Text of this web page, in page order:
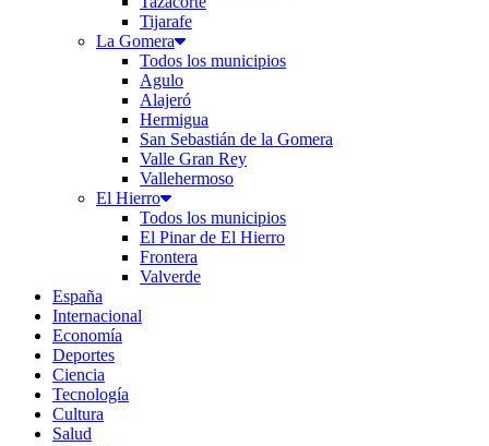
Tijarafe
La Gomera
Todos los municipios
Agulo
Alajeró
Hermigua
San Sebastián de la Gomera
Valle Gran Rey
Vallehermoso
El Hierro
Todos los municipios
El Pinar de El Hierro
Frontera
Valverde
España
Internacional
Economía
Deportes
Ciencia
Tecnología
Cultura
Salud